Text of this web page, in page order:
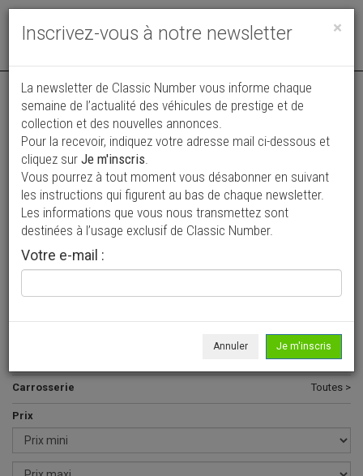
Toggle
Vos annonces vues par
plus de 4 millions de collectionneurs
Ajouter une annonce
> Rechercher un véhicule
935 >
Carrosserie Toutes >
Prix
×
Inscrivez-vous à notre newsletter
La newsletter de Classic Number vous informe chaque
semaine de l’actualité des véhicules de prestige et de
collection et des nouvelles annonces.
Pour la recevoir, indiquez votre adresse mail ci-dessous et
cliquez sur Je m'inscris.
Vous pourrez à tout moment vous désabonner en suivant
les instructions qui figurent au bas de chaque newsletter.
Les informations que vous nous transmettez sont
destinées à l’usage exclusif de Classic Number.
Votre e-mail :
Annuler Je m'inscris